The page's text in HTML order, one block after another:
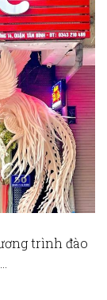
trình đào